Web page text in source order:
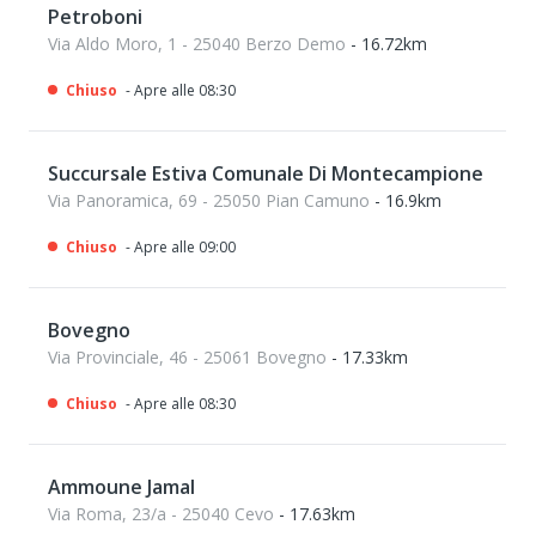
Petroboni
Via Aldo Moro, 1 - 25040 Berzo Demo - 16.72km
Chiuso - Apre alle 08:30
Succursale Estiva Comunale Di Montecampione
Via Panoramica, 69 - 25050 Pian Camuno - 16.9km
Chiuso - Apre alle 09:00
Bovegno
Via Provinciale, 46 - 25061 Bovegno - 17.33km
Chiuso - Apre alle 08:30
Ammoune Jamal
Via Roma, 23/a - 25040 Cevo - 17.63km